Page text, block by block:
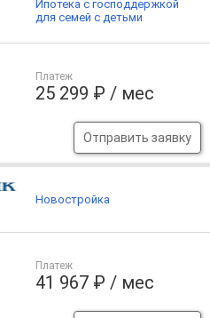
Платеж
25 299 ₽ / мес
Отправить заявку
Ипотека с господдержкой
для семей с детьми
Платеж
41 967 ₽ / мес
Новостройка